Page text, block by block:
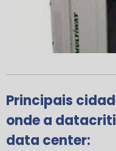
Principais
onde a
data center: